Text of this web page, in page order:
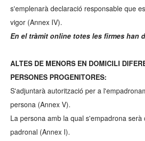
s'emplenarà declaració responsable que
vigor (Annex IV).
En el tràmit online totes les firmes han
ALTES DE MENORS EN DOMICILI
PERSONES PROGENITORES:
S'adjuntarà autorització per a
persona (Annex V).
La persona amb la qual s'empadrona serà
padronal (Annex I).